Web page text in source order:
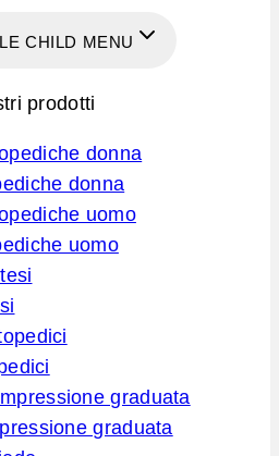
CHILD MENU
prodotti
donna
uomo
graduata